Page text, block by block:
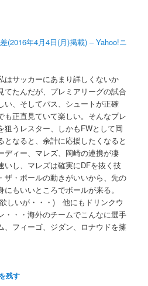
(2016年4月4日(月)掲載) – Yahoo!ニ
はサッカーにあまり詳しくないか
てたんだが、プレミアリーグの試合
い、そしてパス、シュートが正確
も正直見ていて楽しい。そんなプレ
狙うレスター、しかもFWとして岡
なると、余計に応援したくなると
ディー、マレズ、岡崎の連携が凄
いし、マレズは確実にDFを抜く技
ザ・ボールの動きがいいから、先の
もいいところでボールが来る。
しいが・・・) 他にもドリンクウ
・・・海外のチームでこんなに選手
、フィーゴ、ジダン、ロナウドを擁
残す